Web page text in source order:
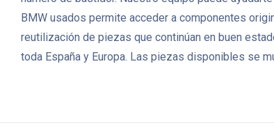
BMW usados permite acceder a componentes
reutilización de piezas que continúan en buen
toda España y Europa. Las piezas disponibles se